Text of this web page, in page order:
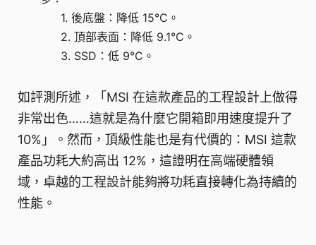
1. 後底盤：降低 15°C。
2. 頂部表面：降低 9.1°C。
3. SSD：低 9°C。
如評測所述，「MSI 在這款產品的工程設計上做得
非常出色……這就是為什麼它開箱即用速度提升了
10%」。然而，頂級性能也是有代價的：MSI 這款
產品功耗大約高出 12%，這證明在高端硬體領
域，卓越的工程設計能夠將功耗直接轉化為持續的
性能。